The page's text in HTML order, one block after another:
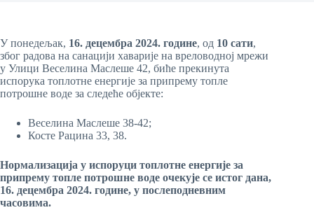
У понедељак, 16. децембра 2024. године, од 10 сати,
због радова на санацији хаварије на вреловодној мрежи
у Улици Веселина Маслеше 42, биће прекинута
испорука топлотне енергије за припрему топле
потрошне воде за следеће објекте:
Веселина Маслеше 38-42;
Косте Рацина 33, 38.
Нормализација у испоруци топлотне енергије за
припрему топле потрошне воде очекује се истог дана,
16. децембра 2024. године, у послеподневним
часовима.